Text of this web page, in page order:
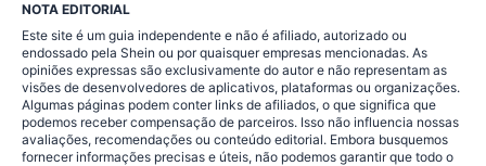
NOTA EDITORIAL
Este site é um guia independente e não é afiliado, autorizado ou
endossado pela Shein ou por quaisquer empresas mencionadas. As
opiniões expressas são exclusivamente do autor e não representam as
visões de desenvolvedores de aplicativos, plataformas ou organizações.
Algumas páginas podem conter links de afiliados, o que significa que
podemos receber compensação de parceiros. Isso não influencia nossas
avaliações, recomendações ou conteúdo editorial. Embora busquemos
fornecer informações precisas e úteis, não podemos garantir que todo o